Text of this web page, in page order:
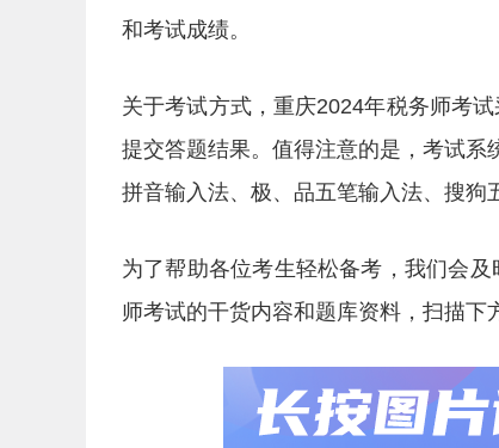
和考试成绩。
关于考试方式，重庆2024年税务师考
提交答题结果。值得注意的是，考试
拼音输入法、极、品五笔输入法、搜狗
为了帮助各位考生轻松备考，我们会
师考试的干货内容和题库资料，扫描下